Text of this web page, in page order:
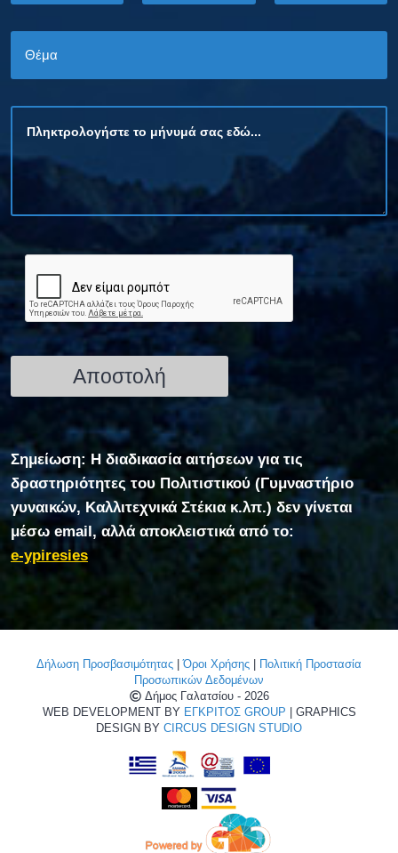
Σημείωση: Η διαδικασία αιτήσεων για τις
δραστηριότητες του Πολιτιστικού (Γυμναστήριο
γυναικών, Καλλιτεχνικά Στέκια κ.λπ.) δεν γίνεται
μέσω email, αλλά αποκλειστικά από το:
e-ypiresies
Δήλωση Προσβασιμότητας |Όροι Χρήσης
Πολιτική Προστασία
Προσωπικών Δεδομένων
Δήμος Γαλατσίου - 2026
WEB DEVELOPMENT BY ΕΓΚΡΙΤΟΣ GROUP | GRAPHICS
DESIGN BY CIRCUS DESIGN STUDIO